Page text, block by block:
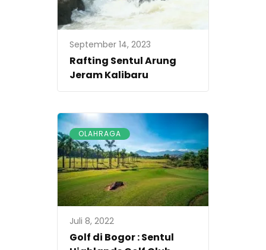
September 14, 2023
Rafting Sentul Arung
Jeram Kalibaru
OLAHRAGA
Juli 8, 2022
Golf di Bogor : Sentul